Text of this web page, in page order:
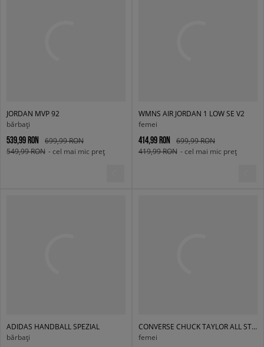
JORDAN MVP 92
bărbați
539,99 RON
699,99 RON
549,99 RON - cel mai mic preț
WMNS AIR JORDAN 1 LOW SE V2
femei
414,99 RON
699,99 RON
419,99 RON - cel mai mic preț
ADIDAS HANDBALL SPEZIAL
bărbați
CONVERSE CHUCK TAYLOR ALL STAR LIFT DOUBLE STACK
femei